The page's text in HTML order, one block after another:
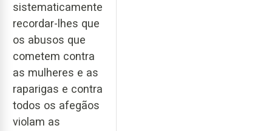
sistematicamente
recordar-lhes que
os abusos que
cometem contra
as mulheres e as
raparigas e contra
todos os afegãos
violam as